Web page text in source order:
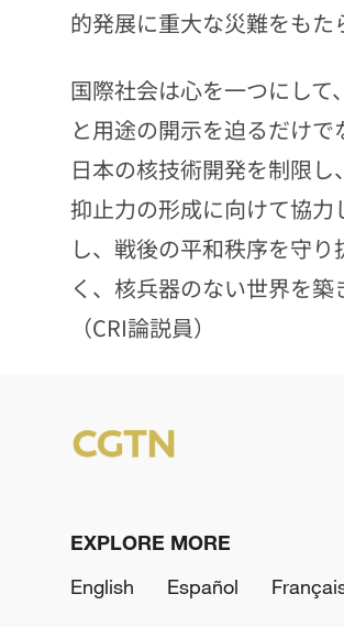
的発展に重大な災難をもた
国際社会は心を一つにし
と用途の開示を迫るだけ
日本の核技術開発を制限
抑止力の形成に向けて協
し、戦後の平和秩序を守
く、核兵器のない世界を
（CRI論説員）
EXPLORE MORE
English
Español